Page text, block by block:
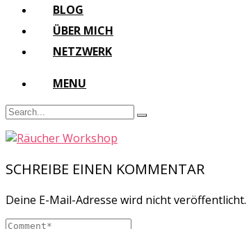
BLOG
ÜBER MICH
NETZWERK
MENU
SCHREIBE EINEN KOMMENTAR
Deine E-Mail-Adresse wird nicht veröffentlicht.